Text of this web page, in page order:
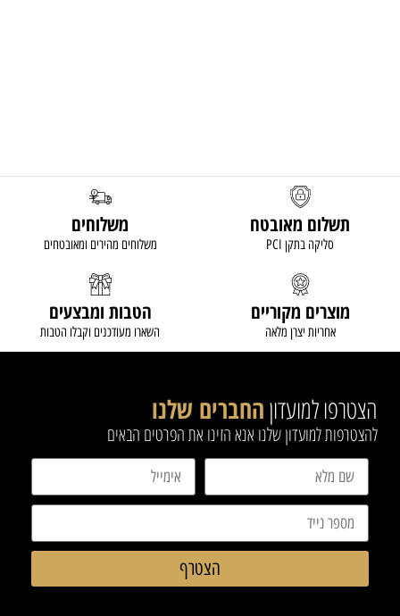
תשלום מאובטח
סליקה בתקן PCI
משלוחים
משלוחים מהירים ומאובטחים
מוצרים מקוריים
אחריות יצרן מלאה
הטבות ומבצעים
השארו מעודכנים וקבלו הטבות
הצטרפו למועדוןהחברים שלנו
להצטרפות למועדון שלנו אנא הזינו את הפרטים הבאים
הצטרף